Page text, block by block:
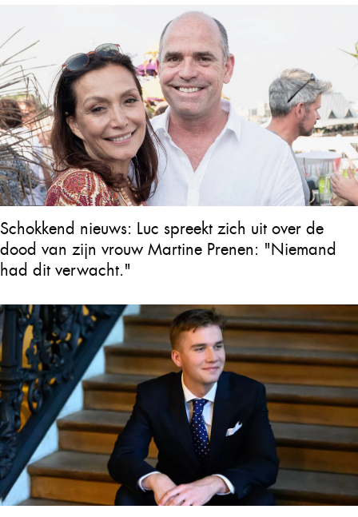
Schokkend nieuws: Luc spreekt zich uit over de
dood van zijn vrouw Martine Prenen: "Niemand
had dit verwacht."